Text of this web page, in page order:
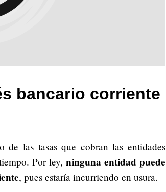
bancario corriente
las tasas que cobran las entidades
Por ley, ninguna entidad puede
, pues estaría incurriendo en usura.